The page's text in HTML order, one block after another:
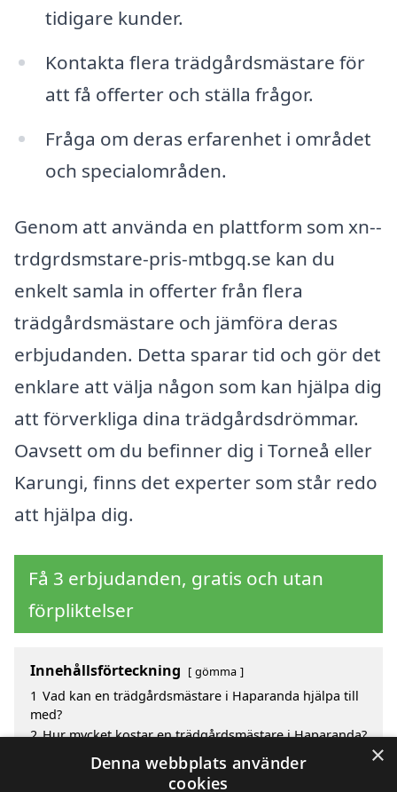
tidigare kunder.
Kontakta flera trädgårdsmästare för
att få offerter och ställa frågor.
Fråga om deras erfarenhet i området
och specialområden.
Genom att använda en plattform som xn--
trdgrdsmstare-pris-mtbgq.se kan du
enkelt samla in offerter från flera
trädgårdsmästare och jämföra deras
erbjudanden. Detta sparar tid och gör det
enklare att välja någon som kan hjälpa dig
att förverkliga dina trädgårdsdrömmar.
Oavsett om du befinner dig i Torneå eller
Karungi, finns det experter som står redo
att hjälpa dig.
Få 3 erbjudanden, gratis och utan
förpliktelser
Innehållsförteckning gömma
1 Vad kan en trädgårdsmästare i Haparanda hjälpa till
med?
2 Hur mycket kostar en trädgårdsmästare i Haparanda?
Fördelar med att välja trädgårdsmästare i Haparanda
Sök efter en skicklig trädgårdsmästare i de
×
Denna webbplats använder
cookies